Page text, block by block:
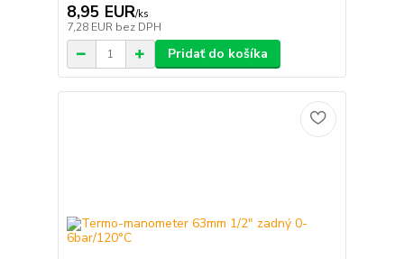
8,95 EUR/ks
7,28 EUR bez DPH
Pridať do košíka